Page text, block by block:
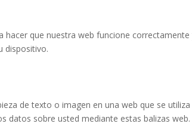
que nuestra web funcione correctamente
dispositivo.
de texto o imagen en una web que se utiliza
datos sobre usted mediante estas balizas web.